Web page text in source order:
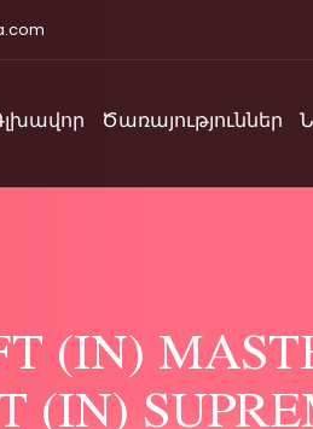
Ծառայություններ
(IN)
(IN)